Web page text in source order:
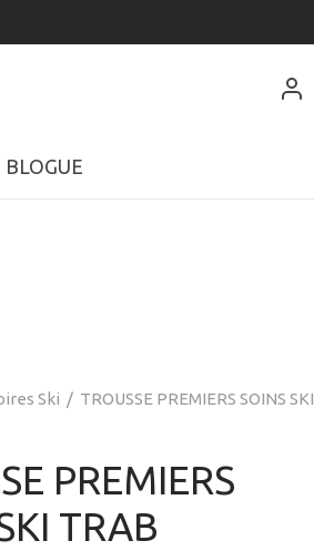
BLOGUE
Ski / TROUSSE PREMIERS SOINS SKI
PREMIERS
TRAB